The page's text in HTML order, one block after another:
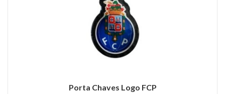
Porta Chaves Logo FCP